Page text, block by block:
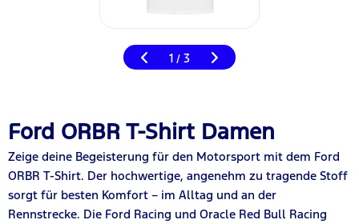
1 / 3
Ford ORBR T-Shirt Damen
Zeige deine Begeisterung für den Motorsport mit dem Ford
ORBR T-Shirt. Der hochwertige, angenehm zu tragende Stoff
sorgt für besten Komfort – im Alltag und an der
Rennstrecke. Die Ford Racing und Oracle Red Bull Racing